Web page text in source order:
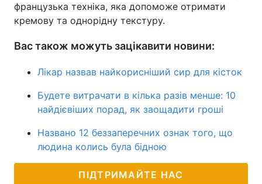
французька техніка, яка допоможе отримати
кремову та однорідну текстуру.
Вас також можуть зацікавити новини:
Лікар назвав найкорисніший сир для кісток
Будете витрачати в кілька разів менше: 10
найдієвіших порад, як заощадити гроші
Названо 12 беззаперечних ознак того, що
людина колись була бідною
ПІДТРИМАЙТЕ НАС